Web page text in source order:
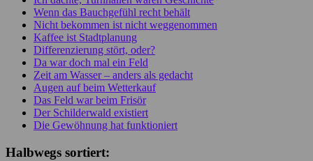
Wenn das Bauchgefühl recht behält
Nicht bekommen ist nicht weggenommen
Kaffee ist Stadtplanung
Differenzierung stört, oder?
Da war doch mal ein Feld
Zeit am Wasser – anders als gedacht
Augen auf beim Wetterkauf
Das Feld war beim Frisör
Der Schilderwald existiert
Die Gewöhnung hat funktioniert
Halbwegs sortiert: